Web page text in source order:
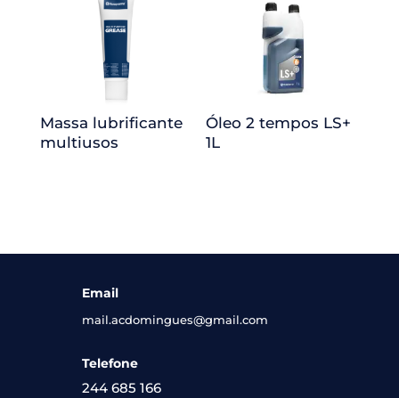
Massa lubrificante
multiusos
Óleo 2 tempos LS+
1L
Email
mail.acdomingues@gmail.com
Telefone
244 685 166